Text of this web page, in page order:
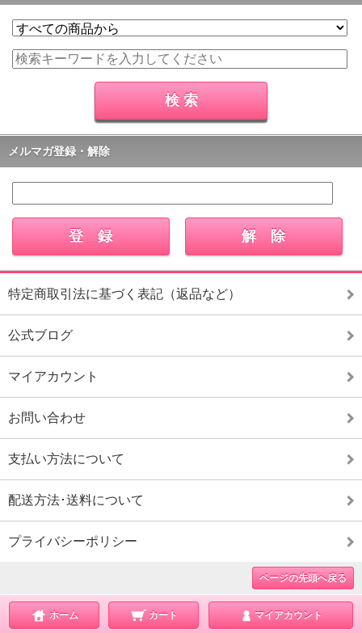
メルマガ登録・解除
特定商取引法に基づく表記（返品など）
公式ブログ
マイアカウント
お問い合わせ
支払い方法について
配送方法･送料について
プライバシーポリシー
ページの先頭へ戻る
ホーム カート マイアカウント